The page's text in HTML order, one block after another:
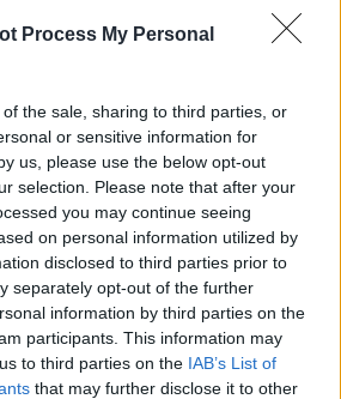
Process My Personal
the sale, sharing to third parties, or
or sensitive information for
us, please use the below opt-out
selection. Please note that after your
you may continue seeing
on personal information utilized by
disclosed to third parties prior to
separately opt-out of the further
information by third parties on the
participants. This information may
to third parties on the IAB’s List of
that may further disclose it to other
E-Radio.gr στο
E-Daily.gr; Τα νέα της ημέρας
E-Radio.gr και στο Instagram
ΔΙΑΦΗΜΙΣΗ